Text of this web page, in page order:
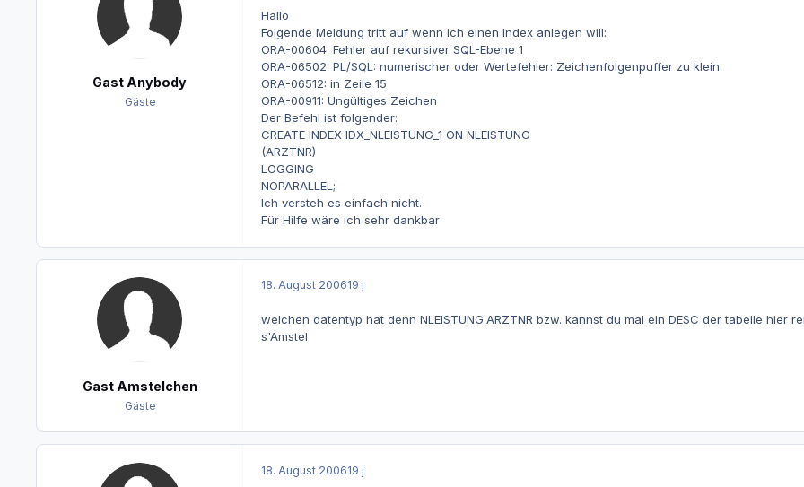
Gast Anybody
Gäste
Hallo
Folgende Meldung tritt auf wenn ich einen Index anlegen will:
ORA-00604: Fehler auf rekursiver SQL-Ebene 1
ORA-06502: PL/SQL: numerischer oder Wertefehler: Zeichenfolgenpuffer zu klein
ORA-06512: in Zeile 15
ORA-00911: Ungültiges Zeichen
Der Befehl ist folgender:
CREATE INDEX IDX_NLEISTUNG_1 ON NLEISTUNG
(ARZTNR)
LOGGING
NOPARALLEL;
Ich versteh es einfach nicht.
Für Hilfe wäre ich sehr dankbar
Gast Amstelchen
Gäste
18. August 200619 j
welchen datentyp hat denn NLEISTUNG.ARZTNR bzw. kannst du mal ein DESC der tabelle hier
s'Amstel
18. August 200619 j